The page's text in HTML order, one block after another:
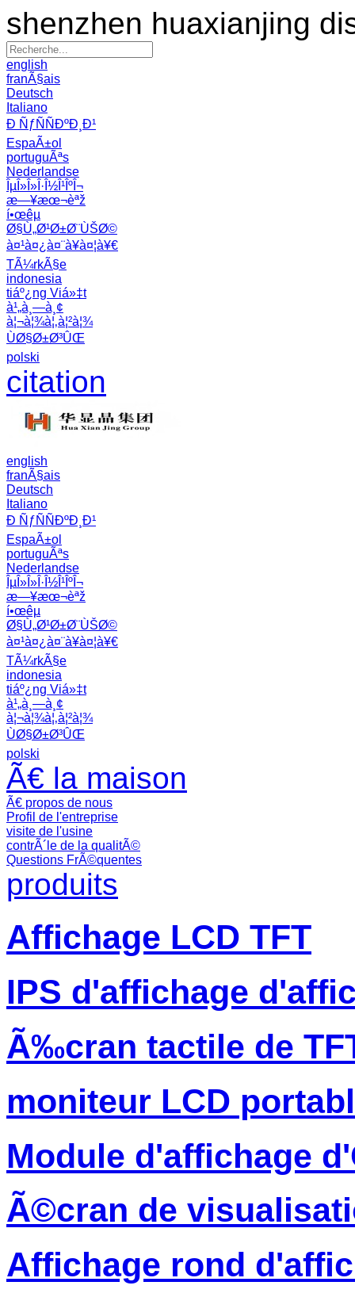
shenzhen huaxianjing
english
franÃ§ais
Deutsch
Italiano
Ð ÑƒÑÑÐºÐ¸Ð¹
EspaÃ±ol
portuguÃªs
Nederlandse
ÎµÎ»Î»Î·Î½Î¹ÎºÎ¬
æ—¥æœ¬èªž
í•œêµ­
Ø§Ù„Ø¹Ø±Ø¨ÙŠØ©
à¤¹à¤¿à¤¨à¥à¤¦à¥€
TÃ¼rkÃ§e
indonesia
tiáº¿ng Viá»‡t
à¹„à¸—à¸¢
à¦¬à¦¾à¦‚à¦²à¦¾
ÙØ§Ø±Ø³ÛŒ
polski
citation
english
franÃ§ais
Deutsch
Italiano
Ð ÑƒÑÑÐºÐ¸Ð¹
EspaÃ±ol
portuguÃªs
Nederlandse
ÎµÎ»Î»Î·Î½Î¹ÎºÎ¬
æ—¥æœ¬èªž
í•œêµ­
Ø§Ù„Ø¹Ø±Ø¨ÙŠØ©
à¤¹à¤¿à¤¨à¥à¤¦à¥€
TÃ¼rkÃ§e
indonesia
tiáº¿ng Viá»‡t
à¹„à¸—à¸¢
à¦¬à¦¾à¦‚à¦²à¦¾
ÙØ§Ø±Ø³ÛŒ
polski
Ã€ la maison
Ã€ propos de nous
Profil de l'entreprise
visite de l'usine
contrÃ´le de la qualitÃ©
Questions FrÃ©quentes
produits
Affichage LCD TFT
IPS d'affichage
Ã‰cran tactile de
moniteur LCD
Module d'affichage
Ã©cran de
Affichage rond